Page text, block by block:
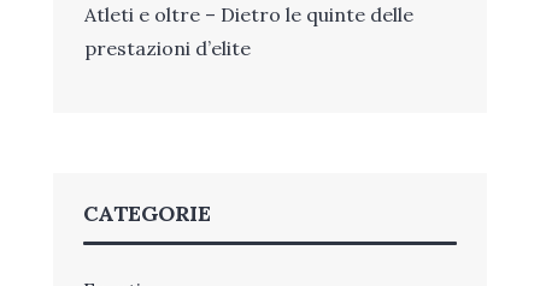
Atleti e oltre – Dietro le quinte delle
prestazioni d’elite
CATEGORIE